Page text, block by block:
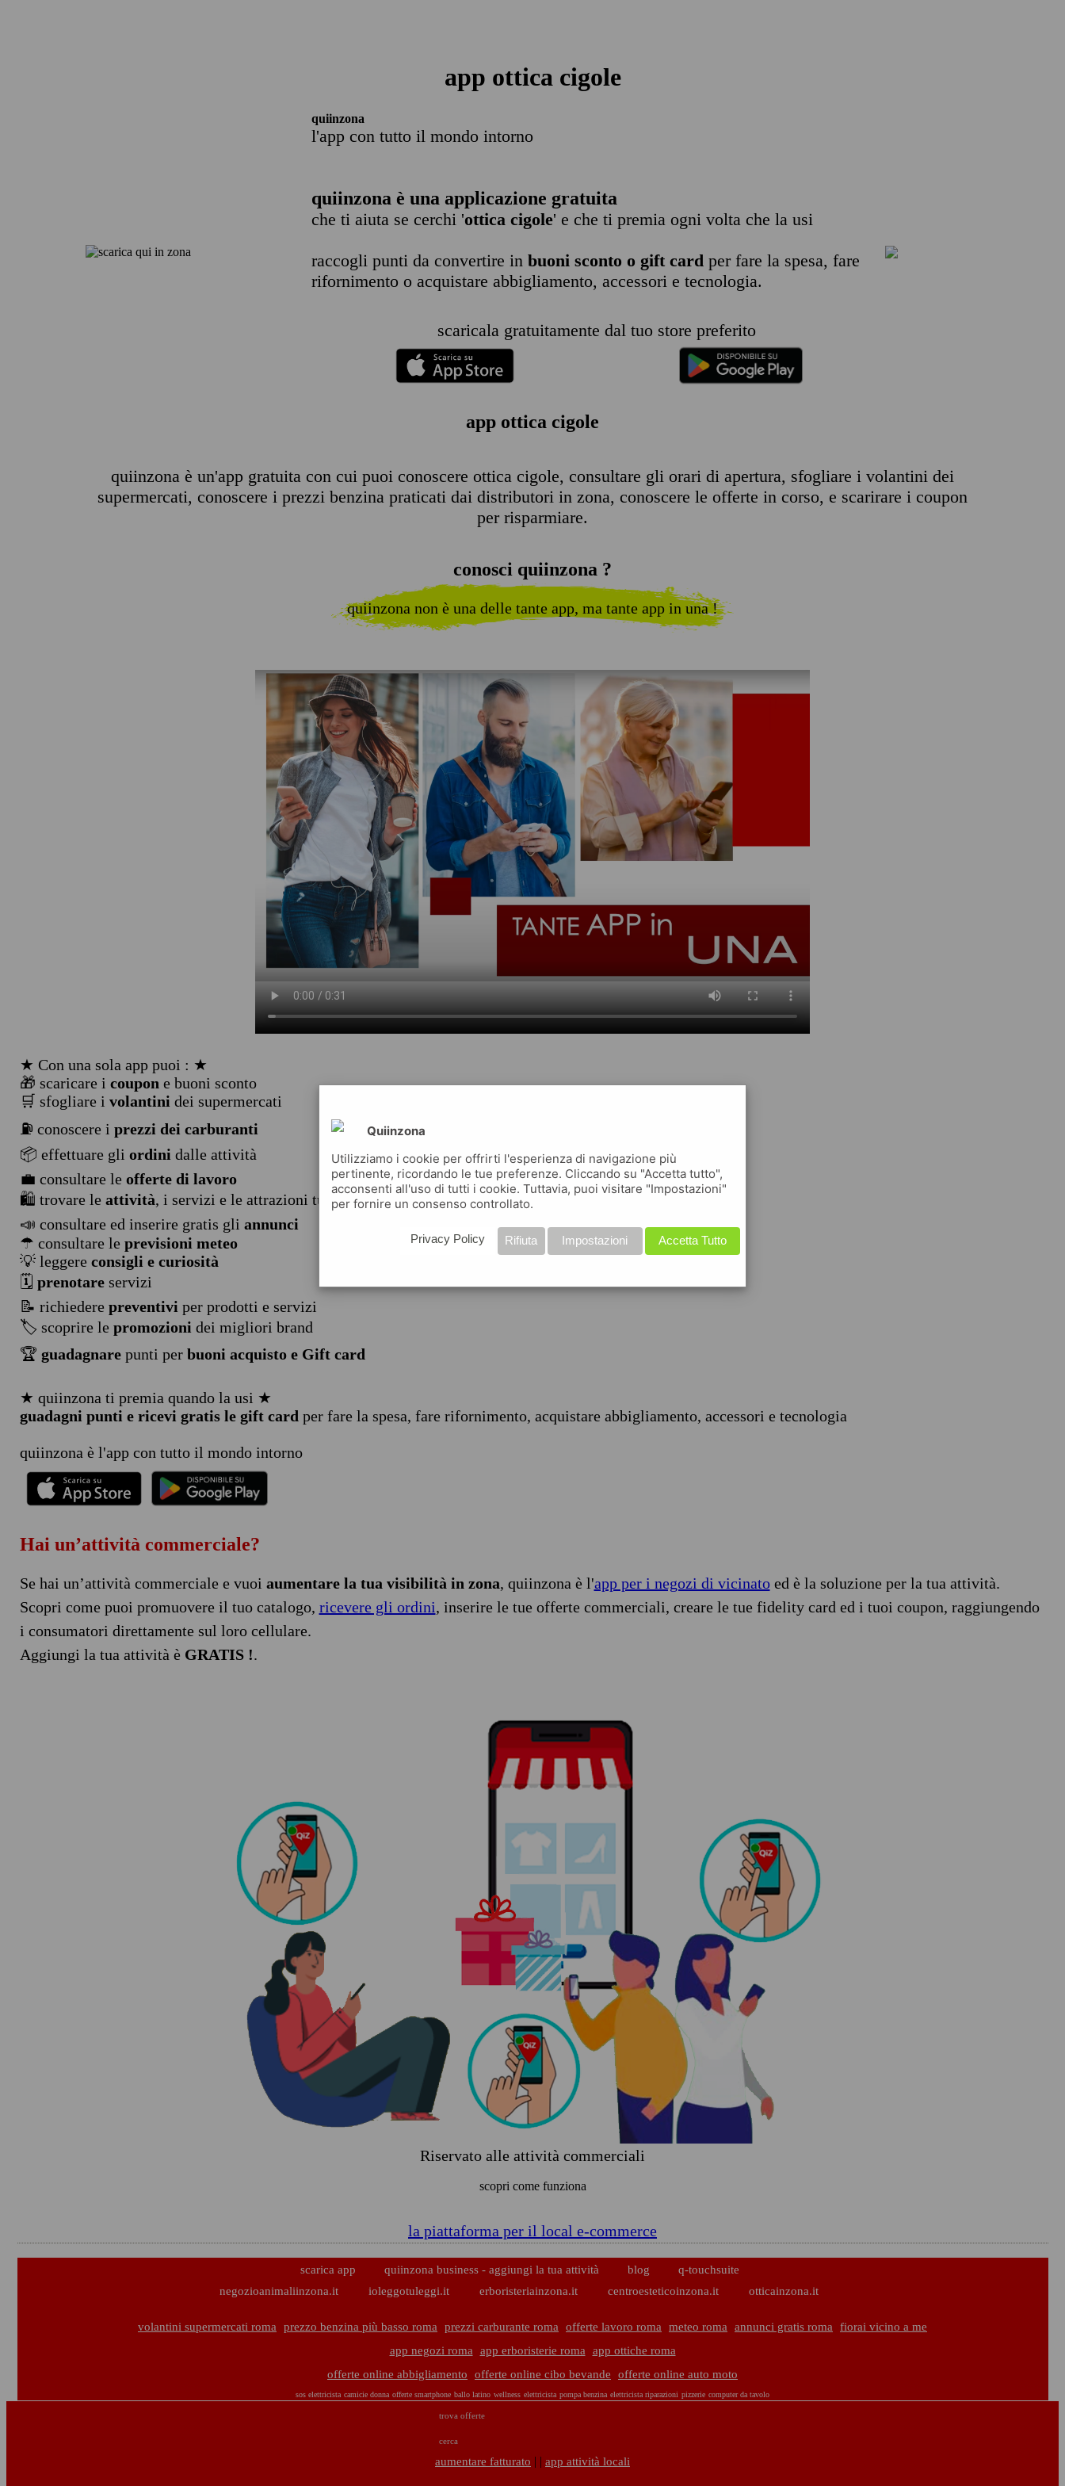
app ottica cigole
quiinzona
l'app con tutto il mondo intorno
quiinzona è una applicazione gratuita
che ti aiuta se cerchi 'ottica cigole' e che ti premia ogni volta che la usi
raccogli punti da convertire in buoni sconto o gift card per fare la spesa, fare
rifornimento o acquistare abbigliamento, accessori e tecnologia.
scaricala gratuitamente dal tuo store preferito
app ottica cigole
quiinzona è un'app gratuita con cui puoi conoscere ottica cigole, consultare gli orari di apertura, sfogliare i volantini dei
supermercati, conoscere i prezzi benzina praticati dai distributori in zona, conoscere le offerte in corso, e scarirare i coupon
per risparmiare.
conosci quiinzona ?
quiinzona non è una delle tante app, ma tante app in una !
★ Con una sola app puoi : ★
🎁 scaricare i coupon e buoni sconto
🛒 sfogliare i volantini dei supermercati
⛽ conoscere i prezzi dei carburanti
📦 effettuare gli ordini dalle attività
💼 consultare le offerte di lavoro
🛍️ trovare le attività, i servizi e le attrazioni turistiche
📣 consultare ed inserire gratis gli annunci
☂ consultare le previsioni meteo
💡 leggere consigli e curiosità
🗓️ prenotareservizi
📝 richiedere preventivi per prodotti e servizi
🏷️ scoprire le promozioni dei migliori brand
🏆 guadagnarepunti per buoni acquisto e Gift card
★ quiinzona ti premia quando la usi ★
guadagni punti e ricevi gratis le gift card per fare la spesa, fare rifornimento, acquistare abbigliamento, accessori e tecnologia
quiinzona è l'app con tutto il mondo intorno
Hai un’attività commerciale?
Se hai un’attività commerciale e vuoi aumentare la tua visibilità in zona, quiinzona è l'app per i negozi di vicinatoed è la soluzione per la tua attività.
Scopri come puoi promuovere il tuo catalogo, ricevere gli ordini, inserire le tue offerte commerciali, creare le tue fidelity card ed i tuoi coupon, raggiungendo
i consumatori direttamente sul loro cellulare.
Aggiungi la tua attività è GRATIS !.
Riservato alle attività commerciali
scopri come funziona
la piattaforma per il local e-commerce
scarica app quiinzona business - aggiungi la tua attività blog
q-touchsuite
negozioanimaliinzona.it
ioleggotuleggi.it erboristeriainzona.it centroesteticoinzona.it otticainzona.it
volantini supermercati roma prezzo benzina più basso roma prezzi carburante roma offerte lavoro roma meteo roma annunci gratis roma
fiorai vicino a me
app negozi roma
app erboristerie roma
app ottiche roma
offerte online abbigliamento
offerte online cibo bevande offerte online auto moto
sos elettricista camicie donna offerte smartphone ballo latino wellness elettricista pompa benzina elettricista riparazioni pizzerie computer da tavolo
trova offerte
cerca
aumentare fatturato | | app attività locali
Quiinzona
Utilizziamo i cookie per offrirti l'esperienza di navigazione più
pertinente, ricordando le tue preferenze. Cliccando su "Accetta tutto",
acconsenti all'uso di tutti i cookie. Tuttavia, puoi visitare "Impostazioni"
per fornire un consenso controllato.
Accetta Tutto
Impostazioni
Rifiuta
Privacy Policy